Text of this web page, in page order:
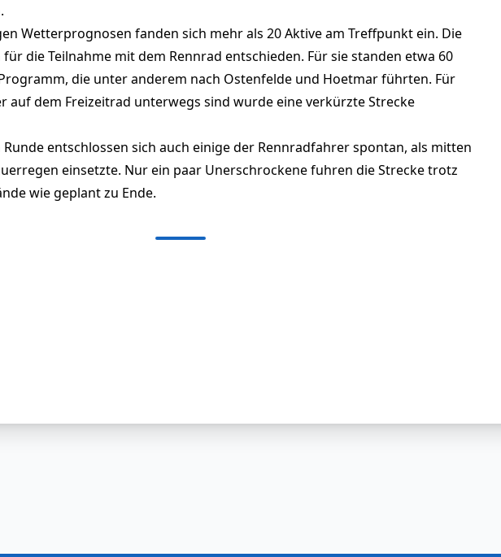
Wetterprognosen fanden sich mehr als 20 Aktive am Treffpunkt ein. Die
die Teilnahme mit dem Rennrad entschieden. Für sie standen etwa 60
die unter anderem nach Ostenfelde und Hoetmar führten. Für
auf dem Freizeitrad unterwegs sind wurde eine verkürzte Strecke
entschlossen sich auch einige der Rennradfahrer spontan, als mitten
einsetzte. Nur ein paar Unerschrockene fuhren die Strecke trotz
wie geplant zu Ende.